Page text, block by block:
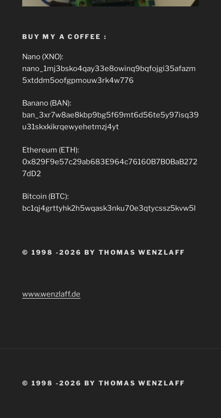
BUY MY A COFFEE :
Nano (XNO):
nano_1mj3bsko4qay33e8owinq9bqfojgi35afazm
5xtddm5oofgpmouw3rk4w776
Banano (BAN):
ban_3xr7w8ae8kbp9bg5f69mt6d56te5y97isq39
u31skxkikrqewyehetmzj4yt
Ethereum (ETH):
0x829F9e57c29ab683E964c76160B7B0BaB272
7dD2
Bitcoin (BTC):
bc1qj4grttyhk2h5wqask3nku70e3qtycssz5kvw5l
© 1998 -2026 BY THOMAS WENZLAFF
www.wenzlaff.de
© 1998 -2026 BY THOMAS WENZLAFF